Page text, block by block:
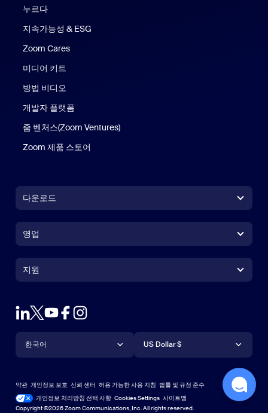
누르다
지속가능성 & ESG
Zoom Cares
미디어 키트
방법 비디오
개발자 플랫폼
줌 벤처스(Zoom Ventures)
Zoom 제품 스토어
다운로드
Zoom Rooms 앱Zoom Rooms 앱
Zoom Rooms Controller
Outlook 플러그인
Android 앱
영업
영업팀에 문의
데모 요청하기
웨비나 및 이벤트
Zoom 체험 센터Zoom 체험 센터
Zoom for StartupsZoom for Startups
지원
지원
계정
학습 센터
기술 콘텐츠 라이브러리기술 콘텐츠 라이브러리
언어
한국어
English
통화
US Dollar $
Copyright ©2026 Zoom Communications, Inc. All rights reserved.
약관 개인정보 보호 신뢰 센터 허용 가능한 사용 지침 법률 및 규정 준수
개인정보 처리방침 선택 사항 Cookies Settings 사이트맵
사이트맵